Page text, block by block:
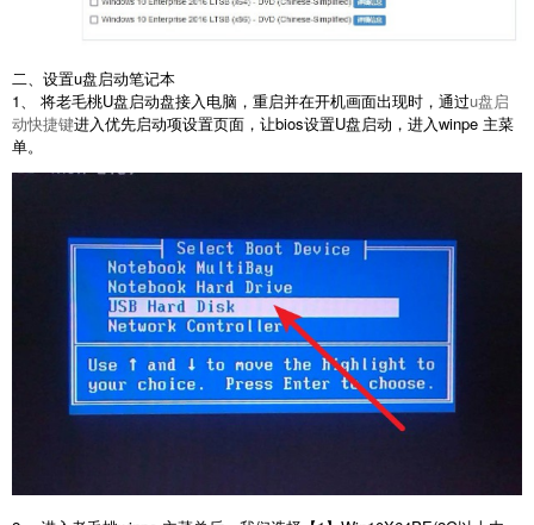
二、设置u盘启动笔记本
1、 将老毛桃U盘启动盘接入电脑，重启并在开机画面出现时，通过u盘启
动快捷键进入优先启动项设置页面，让bios设置U盘启动，进入winpe 主菜
单。